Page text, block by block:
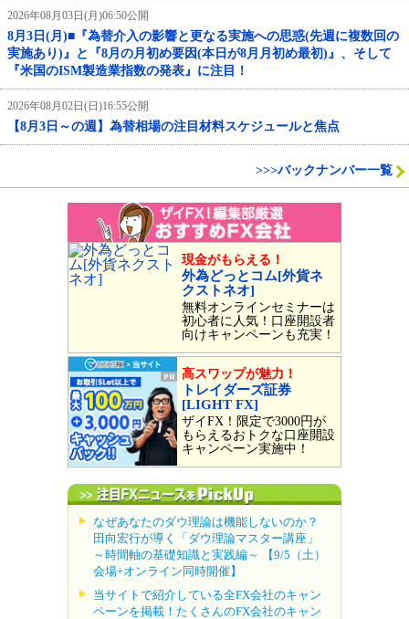
2026年08月03日(月)06:50公開
8月3日(月)■『為替介入の影響と更なる実施への思惑(先週に複数回の
実施あり)』と『8月の月初め要因(本日が8月月初め最初)』、そして
『米国のISM製造業指数の発表』に注目！
2026年08月02日(日)16:55公開
【8月3日～の週】為替相場の注目材料スケジュールと焦点
>>>バックナンバー一覧
現金がもらえる！
外為どっとコム[外貨ネ
クストネオ]
無料オンラインセミナーは
初心者に人気！口座開設者
向けキャンペーンも充実！
高スワップが魅力！
トレイダーズ証券
[LIGHT FX]
ザイFX！限定で3000円が
もらえるおトクな口座開設
キャンペーン実施中！
なぜあなたのダウ理論は機能しないのか？
田向宏行が導く「ダウ理論マスター講座」
～時間軸の基礎知識と実践編～ 【9/5（土）
会場+オンライン同時開催】
当サイトで紹介している全FX会社のキャン
ペーンを掲載！たくさんのFX会社のキャン